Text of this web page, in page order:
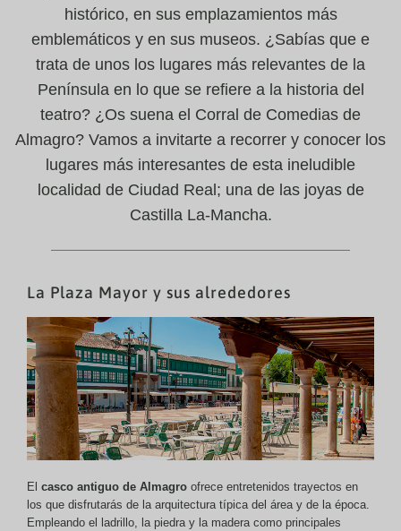
histórico, en sus emplazamientos más
emblemáticos y en sus museos. ¿Sabías que e
trata de unos los lugares más relevantes de la
Península en lo que se refiere a la historia del
teatro? ¿Os suena el Corral de Comedias de
Almagro? Vamos a invitarte a recorrer y conocer los
lugares más interesantes de esta ineludible
localidad de Ciudad Real; una de las joyas de
Castilla La-Mancha.
La Plaza Mayor y sus alrededores
El casco antiguo de Almagro ofrece entretenidos trayectos en
los que disfrutarás de la arquitectura típica del área y de la época.
Empleando el ladrillo, la piedra y la madera como principales